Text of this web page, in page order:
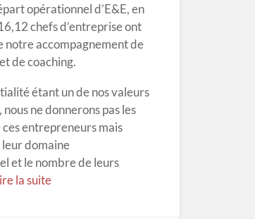
opérationnel d’E&E, en
chefs d’entreprise ont
notre accompagnement de
de coaching.
étant un de nos valeurs
ne donnerons pas les
entrepreneurs mais
domaine
et le nombre de leurs
la suite